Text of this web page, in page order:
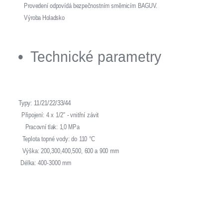
Provedení odpovídá bezpečnostním směrnicím BAGUV.
Výroba Holadsko
Technické parametry
Typy: 11/21/22/33/44
Připojení: 4 x 1/2" - vnitřní závit
Pracovní tlak: 1,0 MPa
Teplota topné vody: do 110 °C
Výška: 200,300,400,500, 600 a 900 mm
Délka: 400-3000 mm